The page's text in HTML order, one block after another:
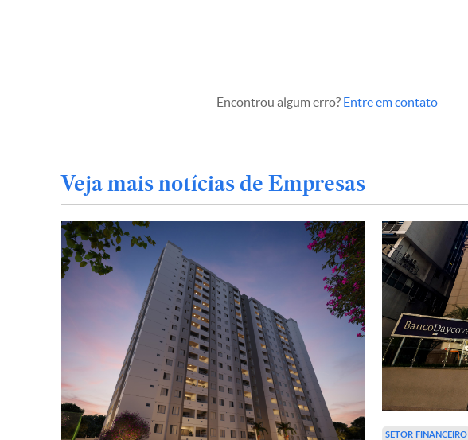
Encontrou algum erro? Entre em contato
Veja mais notícias de Empresas
SETOR FINANCEIRO